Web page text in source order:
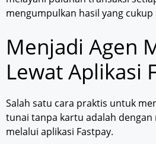
mengumpulkan hasil yang cukup
Menjadi Agen
Lewat Aplikasi
Salah satu cara praktis untuk
tunai tanpa kartu adalah dengan
melalui aplikasi Fastpay.